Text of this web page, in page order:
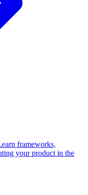
frameworks,
your product in the